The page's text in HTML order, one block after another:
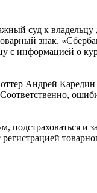
суд к
знак.
с информацией о
Андрей Каредин
подстраховаться